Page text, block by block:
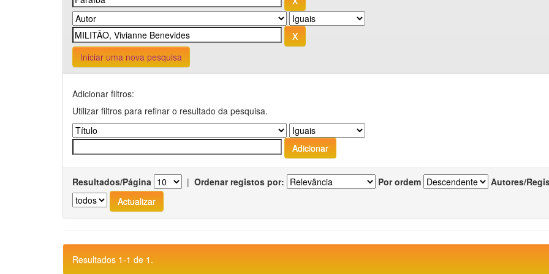
Iniciar uma nova pesquisa
Adicionar filtros:
Utilizar filtros para refinar o resultado da pesquisa.
Resultados/Página | Ordenar registos por: Por ordem Autores/
Resultados 1-1 de 1.